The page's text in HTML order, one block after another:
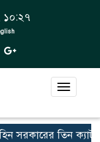
১০:২৭
Toggle
সরকারের তিন